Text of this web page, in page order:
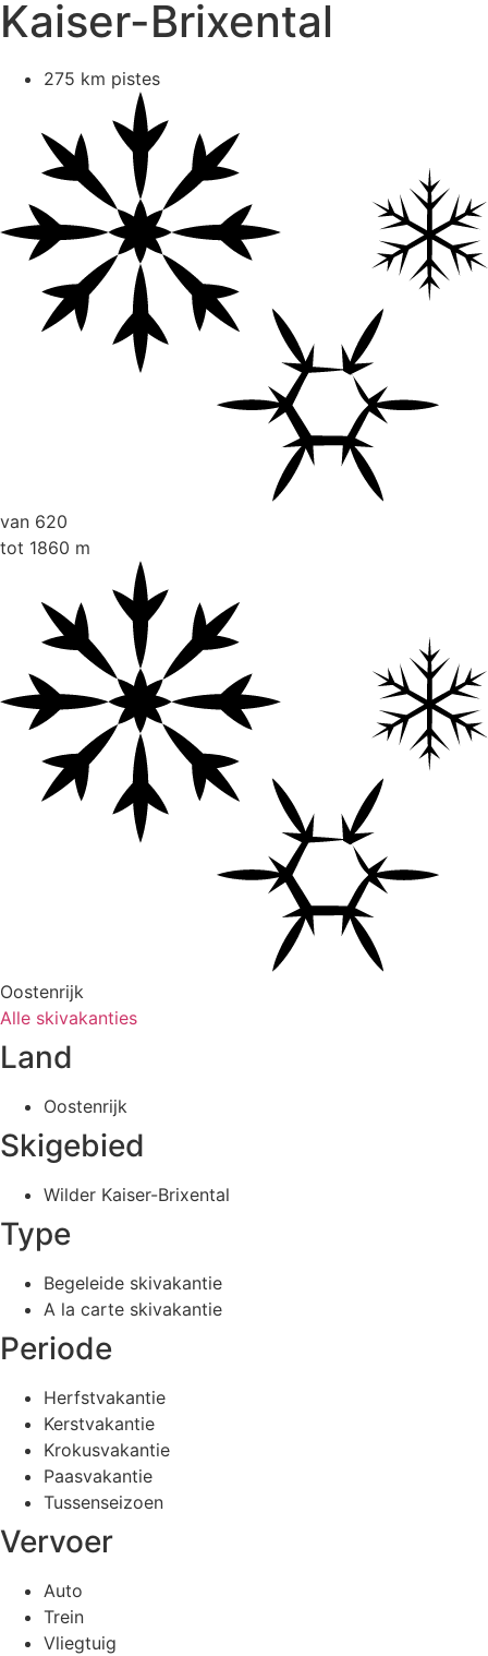
Kaiser-Brixental
275 km pistes
van 620
tot 1860 m
Oostenrijk
Alle skivakanties
Land
Oostenrijk
Skigebied
Wilder Kaiser-Brixental
Type
Begeleide skivakantie
A la carte skivakantie
Periode
Herfstvakantie
Kerstvakantie
Krokusvakantie
Paasvakantie
Tussenseizoen
Vervoer
Auto
Trein
Vliegtuig